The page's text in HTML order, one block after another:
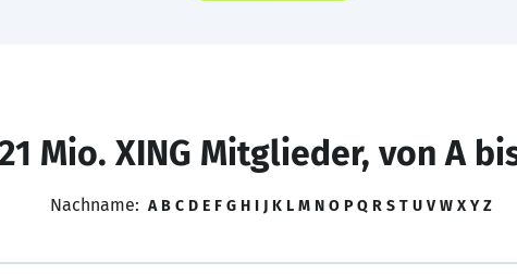
Mio. XING Mitglieder, von A
Nachname: A B C D E F G H I J K L M N O P Q R S T U V W X Y Z